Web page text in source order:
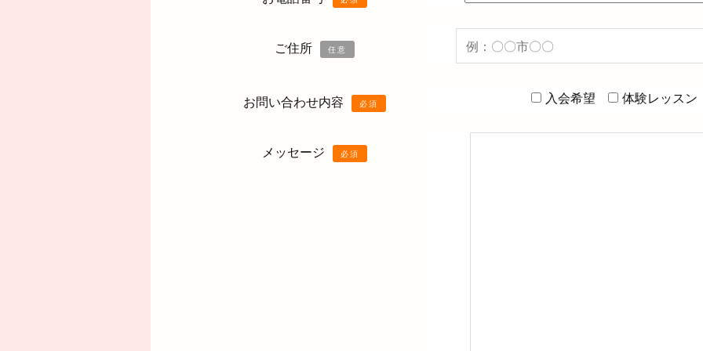
ご住所 任意
お問い合わせ内容 必須 入会希望 体験レッスン
メッセージ 必須